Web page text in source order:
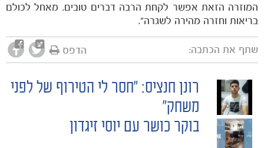
כרטיסים
המוזרה הזאת אפשר לקחת הרבה דברים טובים. מאחל לכולם
בריאות וחזרה מהירה לשגרה״.
שתף את הכתבה: הדפס
POST
NAVIGATION
רונן חנציס: ״חסר לי הטירוף של לפני
משחק״
בוקר כושר עם יוסי זיגדון